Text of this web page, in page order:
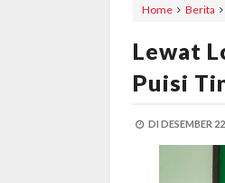
Home Berita
Lewat
Puisi
DI DESEMBER